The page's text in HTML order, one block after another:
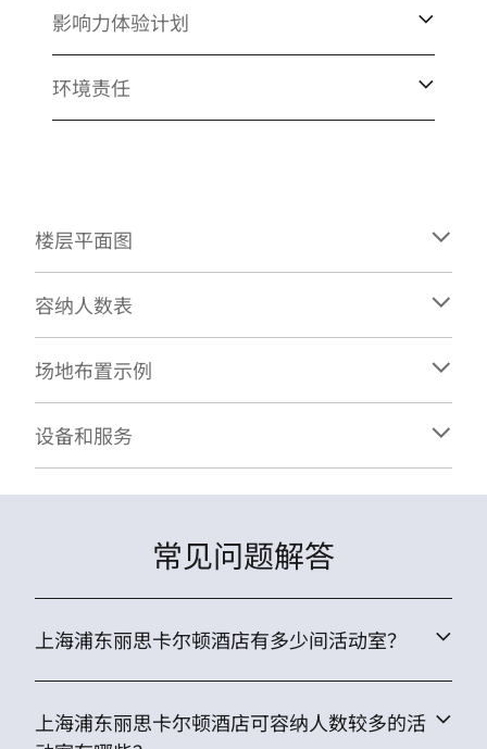
影响力体验计划
环境责任
楼层平面图
容纳人数表
场地布置示例
设备和服务
常见问题解答
上海浦东丽思卡尔顿酒店有多少间活动室？
上海浦东丽思卡尔顿酒店可容纳人数较多的活